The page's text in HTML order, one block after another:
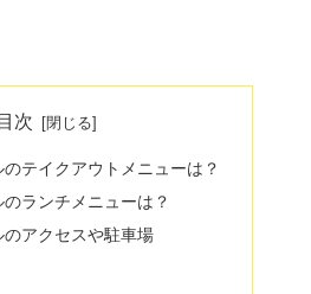
目次
テイクアウトメニューは？
ランチメニューは？
のアクセスや駐車場